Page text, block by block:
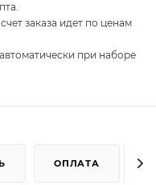
заказа идет по ценам
при наборе
ОПЛАТА